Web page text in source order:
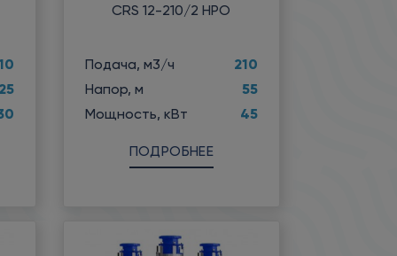
CRS 12-210/2 НРО
Подача, м3/ч
210
Напор, м
55
Мощность, кВт
45
ПОДРОБНЕЕ